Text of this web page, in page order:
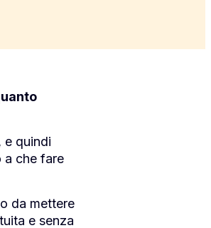
e quindi
a che fare
da mettere
e senza